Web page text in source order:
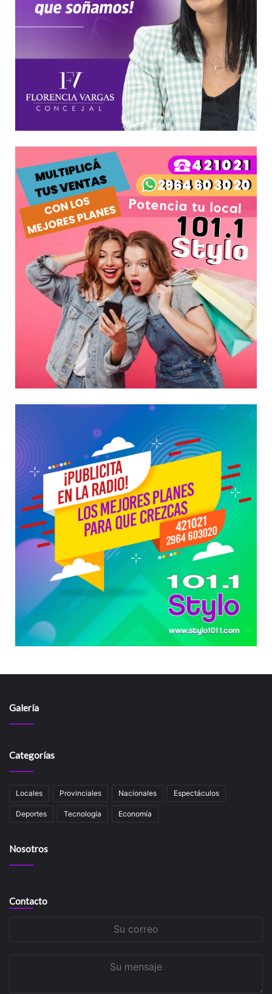
Galería
Categorías
Locales Provinciales Nacionales Espectáculos
Deportes Tecnología Economía
Nosotros
Contacto